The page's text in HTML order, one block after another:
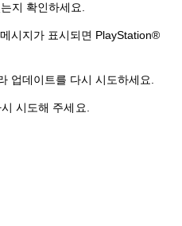
지 확인하세요.
시지가 표시되면 PlayStation®
업데이트를 다시 시도하세요.
시도해 주세요.